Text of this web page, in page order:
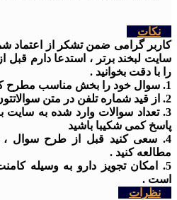
نکات
کاربر گرامی ضمن تشکر از اعتماد
سایت لبخند برتر ، استدعا دارم قبل
را با دقت بخوانید .
1. سوال خود را بخش مناسب مطرح کنید .
2. از قید شماره تلفن در متن سوالاتتون خود داری فرمایید .
3. تعداد سوالات وارد شده به
پاسخ کمی شکیبا باشید
4. سعی کنید قبل از طرح سوال ،
مطالعه کنید .
5. امکان تجویز دارو به وسیله
است .
نظرات